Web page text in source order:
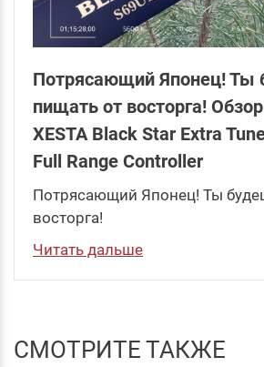
Потрясающий Японец! Ты
пищать от восторга!
XESTA Black Star Extra
Full Range Controller
Потрясающий Японец! Ты
восторга!
Читать дальше
СМОТРИТЕ ТАКЖЕ